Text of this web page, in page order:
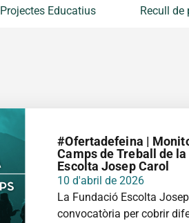
Projectes Educatius Recull de
#Ofertadefeina |
Camps de Treball de
Escolta Josep Carol
10 d'abril de 2026
La Fundació Escolta
convocatòria per cobrir